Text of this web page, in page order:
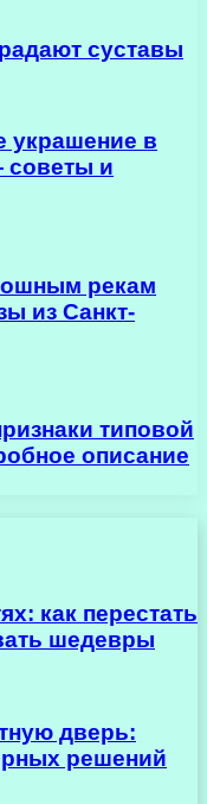
суставы
украшение в
советы и
рекам
из Санкт-
типовой
описание
как перестать
шедевры
дверь:
решений